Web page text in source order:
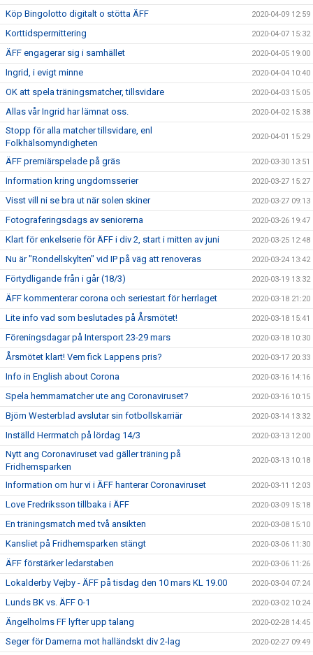
Köp Bingolotto digitalt o stötta ÄFF 2020-04-09 12:59
Korttidspermittering 2020-04-07 15:32
ÄFF engagerar sig i samhället 2020-04-05 19:00
Ingrid, i evigt minne 2020-04-04 10:40
OK att spela träningsmatcher, tillsvidare 2020-04-03 15:05
Allas vår Ingrid har lämnat oss. 2020-04-02 15:38
Stopp för alla matcher tillsvidare, enl
Folkhälsomyndigheten
2020-04-01 15:29
ÄFF premiärspelade på gräs 2020-03-30 13:51
Information kring ungdomsserier 2020-03-27 15:27
Visst vill ni se bra ut när solen skiner 2020-03-27 09:13
Fotograferingsdags av seniorerna 2020-03-26 19:47
Klart för enkelserie för ÄFF i div 2, start i mitten av juni 2020-03-25 12:48
Nu är "Rondellskylten" vid IP på väg att renoveras 2020-03-24 13:42
Förtydligande från i går (18/3) 2020-03-19 13:32
ÄFF kommenterar corona och seriestart för herrlaget 2020-03-18 21:20
Lite info vad som beslutades på Årsmötet! 2020-03-18 15:41
Föreningsdagar på Intersport 23-29 mars 2020-03-18 10:30
Årsmötet klart! Vem fick Lappens pris? 2020-03-17 20:33
Info in English about Corona 2020-03-16 14:16
Spela hemmamatcher ute ang Coronaviruset? 2020-03-16 10:15
Björn Westerblad avslutar sin fotbollskarriär 2020-03-14 13:32
Inställd Herrmatch på lördag 14/3 2020-03-13 12:00
Nytt ang Coronaviruset vad gäller träning på
Fridhemsparken
2020-03-13 10:18
Information om hur vi i ÄFF hanterar Coronaviruset 2020-03-11 12:03
Love Fredriksson tillbaka i ÄFF 2020-03-09 15:18
En träningsmatch med två ansikten 2020-03-08 15:10
Kansliet på Fridhemsparken stängt 2020-03-06 11:30
ÄFF förstärker ledarstaben 2020-03-06 11:26
Lokalderby Vejby - ÄFF på tisdag den 10 mars KL 19.00 2020-03-04 07:24
Lunds BK vs. ÄFF 0-1 2020-03-02 10:24
Ängelholms FF lyfter upp talang 2020-02-28 14:45
Seger för Damerna mot halländskt div 2-lag 2020-02-27 09:49